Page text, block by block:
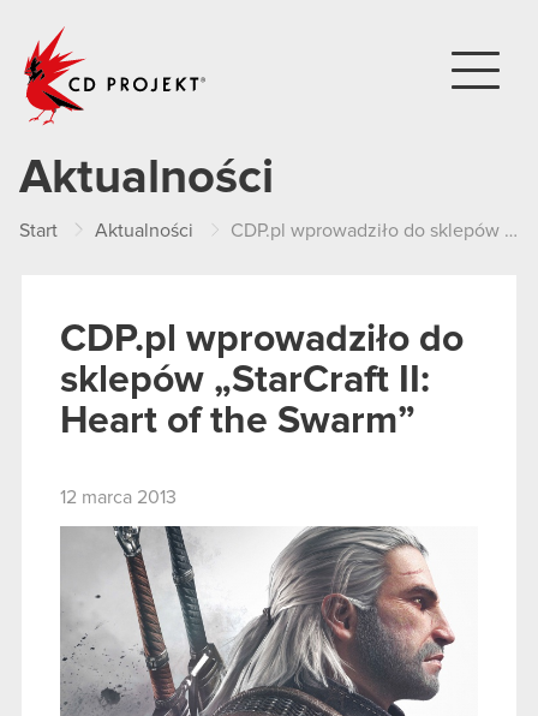
Aktualności
Start Aktualności CDP.pl wprowadziło do sklepów „StarCraft II: Heart of the Swarm”
CDP.pl wprowadziło do
sklepów „StarCraft II:
Heart of the Swarm”
12 marca 2013